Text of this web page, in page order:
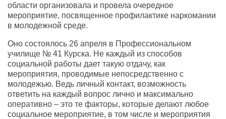
области организовала и провела очередное
мероприятие, посвященное профилактике наркомании
в молодежной среде.
Оно состоялось 26 апреля в Профессиональном
училище № 41 Курска. Не каждый из способов
социальной работы дает такую отдачу, как
мероприятия, проводимые непосредственно с
молодежью. Ведь личный контакт, возможность
ответить на каждый вопрос лично и максимально
оперативно – это те факторы, которые делают любое
социальное мероприятие, в том числе и мероприятия